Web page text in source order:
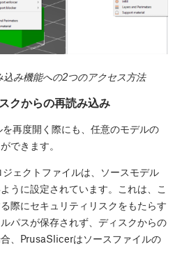
込み機能への2つのアクセス方法
クからの再読み込み
再度開く際にも、任意のモデルの
できます。
ェクトファイルは、ソースモデル
うに設定されています。これは、こ
際にセキュリティリスクをもたらす
パスが保存されず、ディスクからの
、PrusaSlicerはソースファイルの